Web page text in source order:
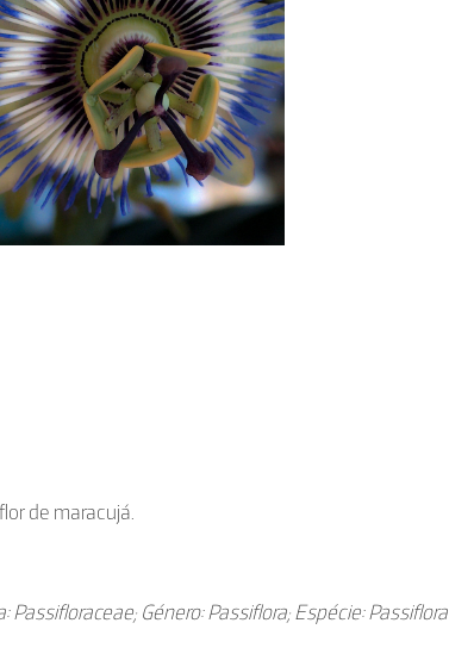
de maracujá.
Passifloraceae; Género: Passiflora; Espécie: Passiflora